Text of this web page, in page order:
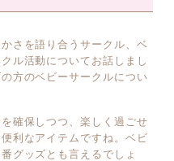
さを語り合うサークル、ベ
ル活動についてお話しまし
方のベビーサークルについ
確保しつつ、楽しく過ごせ
利なアイテムですね。ベビ
グッズとも言えるでしょ